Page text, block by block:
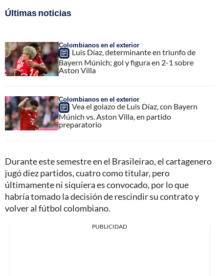
Últimas noticias
Colombianos en el exterior
Luis Díaz, determinante en triunfo de
Bayern Múnich; gol y figura en 2-1 sobre
Aston Villa
Colombianos en el exterior
Vea el golazo de Luis Díaz, con Bayern
Múnich vs. Aston Villa, en partido
preparatorio
Durante este semestre en el Brasileirao, el cartagenero
jugó diez partidos, cuatro como titular, pero
últimamente ni siquiera es convocado, por lo que
habría tomado la decisión de rescindir su contrato y
volver al fútbol colombiano.
PUBLICIDAD